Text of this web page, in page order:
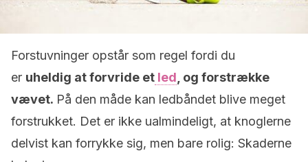
Forstuvninger opstår som regel fordi du
er uheldig at forvride et led , og forstrække
vævet. På den måde kan ledbåndet blive meget
forstrukket. Det er ikke ualmindeligt, at knoglerne
delvist kan forrykke sig, men bare rolig: Skaderne